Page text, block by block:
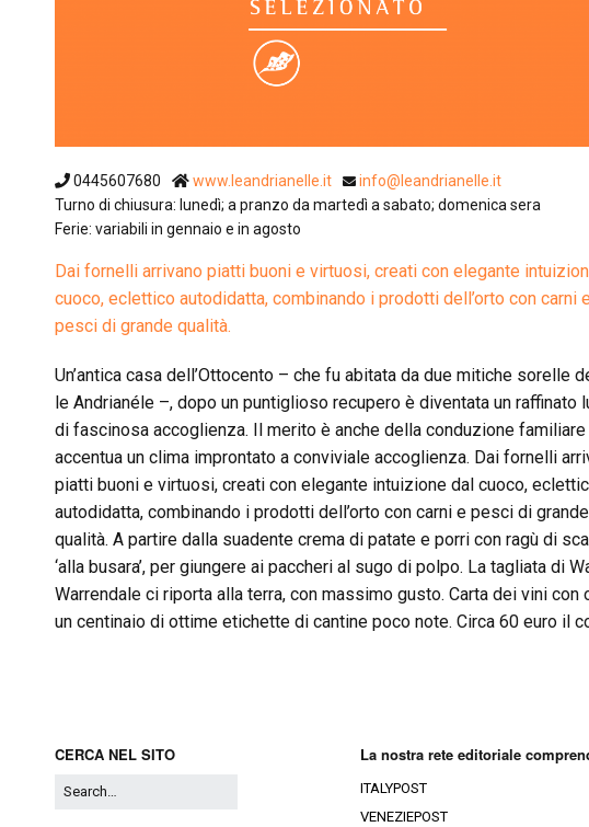
0445607680 www.leandrianelle.it
info@leandrianelle.it
Turno di chiusura: lunedì; a pranzo da martedì a sabato; domenica sera
Ferie: variabili in gennaio e in agosto
Dai fornelli arrivano piatti buoni e virtuosi, creati con elegante
cuoco, eclettico autodidatta, combinando i prodotti dell’orto con carni e
pesci di grande qualità.
Un’antica casa dell’Ottocento – che fu abitata da due mitiche sorelle
le Andrianéle –, dopo un puntiglioso recupero è diventata un raffinato
di fascinosa accoglienza. Il merito è anche della conduzione familiare
accentua un clima improntato a conviviale accoglienza. Dai fornelli
piatti buoni e virtuosi, creati con elegante intuizione dal cuoco,
autodidatta, combinando i prodotti dell’orto con carni e pesci di grande
qualità. A partire dalla suadente crema di patate e porri con ragù di
‘alla busara’, per giungere ai paccheri al sugo di polpo. La tagliata di
Warrendale ci riporta alla terra, con massimo gusto. Carta dei vini con
un centinaio di ottime etichette di cantine poco note. Circa 60 euro il
CERCA NEL SITO La nostra rete editoriale
ITALYPOST
VENEZIEPOST